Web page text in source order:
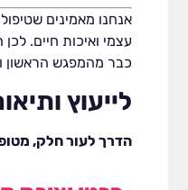
אנחנו מאמינים
עצמי ואיכות חיים.
כבר מהמפגש הראשון
לייעוץ
הדרך לעור חלק,